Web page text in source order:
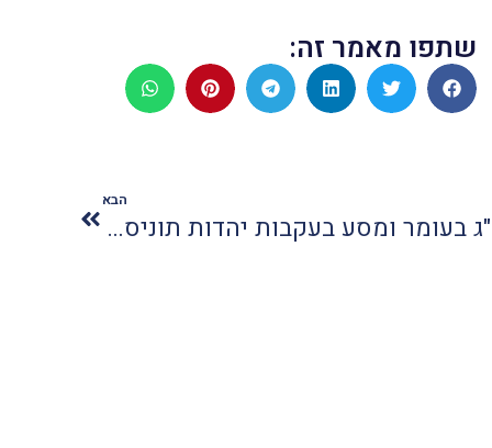
שתפו מאמר זה:
הבא
ג'רבה תוניסיה: הילולת ל"ג בעומר ומסע בעקבות יהדות תוניסיה